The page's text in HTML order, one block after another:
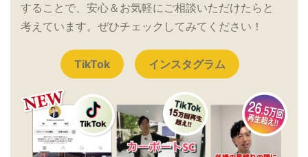
することで、安心＆お気軽にご相談いただけたらと
考えています。ぜひチェックしてみてください！
TikTok インスタグラム